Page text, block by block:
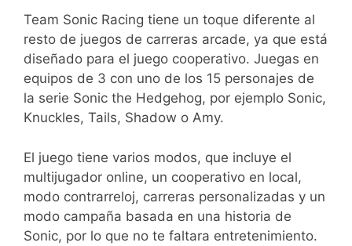
Team Sonic Racing tiene un toque diferente al
resto de juegos de carreras arcade, ya que está
diseñado para el juego cooperativo. Juegas en
equipos de 3 con uno de los 15 personajes de
la serie Sonic the Hedgehog, por ejemplo Sonic,
Knuckles, Tails, Shadow o Amy.
El juego tiene varios modos, que incluye el
multijugador online, un cooperativo en local,
modo contrarreloj, carreras personalizadas y un
modo campaña basada en una historia de
Sonic, por lo que no te faltara entretenimiento.